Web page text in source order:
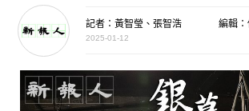
記者：黃智瑩、張智浩 編輯
2025-01-12